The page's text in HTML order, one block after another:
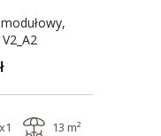
x1 13 m²